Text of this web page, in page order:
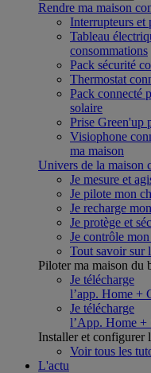
Rendre ma maison
Interrupteurs et
Tableau
consommations
Pack sécurité
Thermostat
Pack connecté
solaire
Prise Green'up
Visiophone
ma maison
Univers de la maison
Je mesure et
Je pilote mon
Je recharge
Je protège et
Je contrôle
Tout savoir sur
Piloter ma maison du
Je télécharge
l’app. Home +
Je télécharge
l’App. Home +
Installer et configurer
Voir tous les
L'actu